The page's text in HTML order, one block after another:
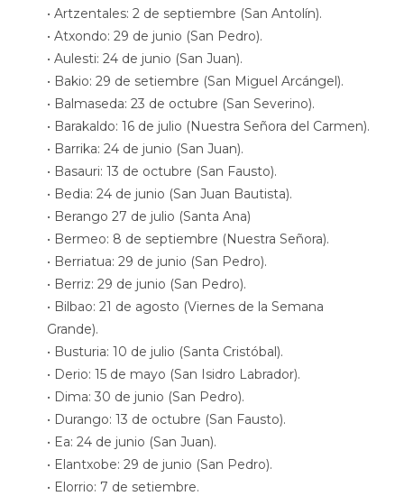
• Artzentales: 2 de septiembre (San Antolín).
• Atxondo: 29 de junio (San Pedro).
• Aulesti: 24 de junio (San Juan).
• Bakio: 29 de setiembre (San Miguel Arcángel).
• Balmaseda: 23 de octubre (San Severino).
• Barakaldo: 16 de julio (Nuestra Señora del Carmen).
• Barrika: 24 de junio (San Juan).
• Basauri: 13 de octubre (San Fausto).
• Bedia: 24 de junio (San Juan Bautista).
• Berango 27 de julio (Santa Ana)
• Bermeo: 8 de septiembre (Nuestra Señora).
• Berriatua: 29 de junio (San Pedro).
• Berriz: 29 de junio (San Pedro).
• Bilbao: 21 de agosto (Viernes de la Semana
Grande).
• Busturia: 10 de julio (Santa Cristóbal).
• Derio: 15 de mayo (San Isidro Labrador).
• Dima: 30 de junio (San Pedro).
• Durango: 13 de octubre (San Fausto).
• Ea: 24 de junio (San Juan).
• Elantxobe: 29 de junio (San Pedro).
• Elorrio: 7 de setiembre.